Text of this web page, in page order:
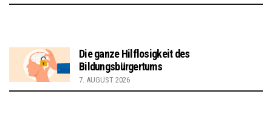
Die ganze Hilflosigkeit des
Bildungsbürgertums
7. AUGUST 2026